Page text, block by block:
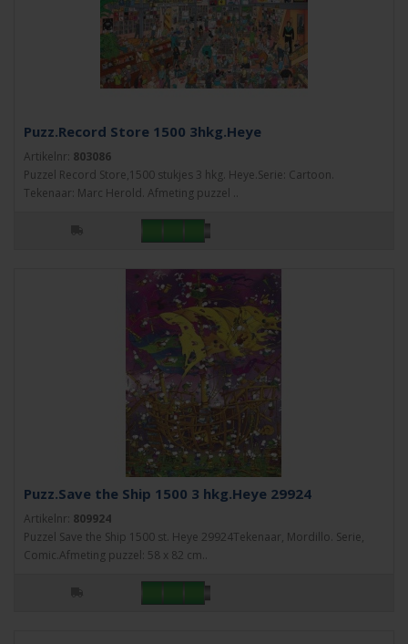
Puzz.Record Store 1500 3hkg.Heye
Artikelnr: 803086
Puzzel Record Store,1500 stukjes 3 hkg. Heye.Serie: Cartoon.
Tekenaar: Marc Herold. Afmeting puzzel ..
Puzz.Save the Ship 1500 3 hkg.Heye 29924
Artikelnr: 809924
Puzzel Save the Ship 1500 st. Heye 29924Tekenaar, Mordillo. Serie,
Comic.Afmeting puzzel: 58 x 82 cm..